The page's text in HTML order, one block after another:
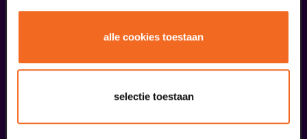
alle cookies toestaan
selectie toestaan